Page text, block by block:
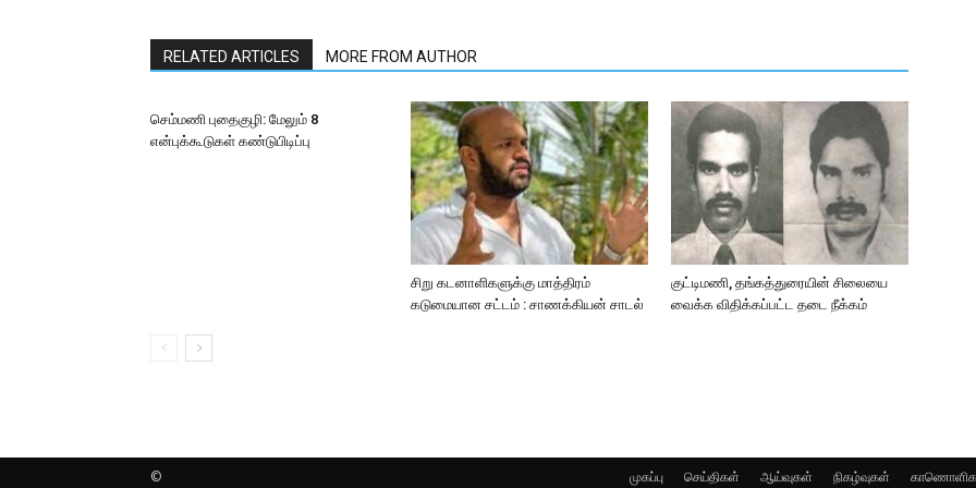
RELATED ARTICLES MORE FROM AUTHOR
செம்மணி புதைகுழி: மேலும் 8
என்புக்கூடுகள் கண்டுபிடிப்பு
சிறு கடனாளிகளுக்கு மாத்திரம்
கடுமையான சட்டம் : சாணக்கியன் சாடல்
குட்டிமணி, தங்கத்துரையின் சிலையை
வைக்க விதிக்கப்பட்ட தடை நீக்கம்
முகப்பு செய்திகள் ஆய்வுகள் நிகழ்வுகள்
©